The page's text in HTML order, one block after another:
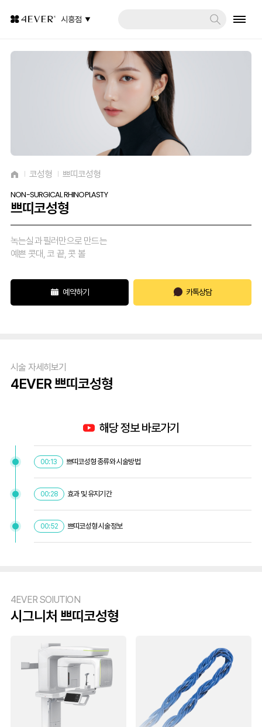
시흥점
코성형 쁘띠코성형
NON-SURGICAL RHINOPLASTY
쁘띠코성형
녹는실과 필러만으로 만드는
예쁜 콧대, 코 끝, 콧 볼
예약하기 카톡상담
시술 자세히보기
4EVER 쁘띠코성형
해당 정보 바로가기
00:13 쁘띠코성형 종류와 시술방법
00:28 효과 및 유지기간
00:52 쁘띠코성형 시술정보
4EVER SOlUTION
시그니처 쁘띠코성형